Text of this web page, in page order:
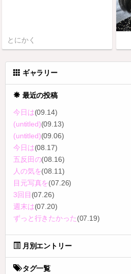
とにかく
ギャラリー
最近の投稿
今日は(09.14)
(untitled)(09.13)
(untitled)(09.06)
今日は(08.17)
五反田の(08.16)
人の気を(08.11)
目元写真を(07.26)
3回目 (07.26)
週末は(07.20)
ずっと行きたかった(07.19)
月別エントリー
タグ一覧